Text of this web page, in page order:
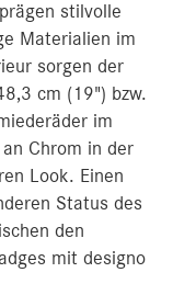
stilvolle
Materialien im
sorgen der
cm (19") bzw.
im
an Chrom in der
Look. Einen
Status des
den
mit designo